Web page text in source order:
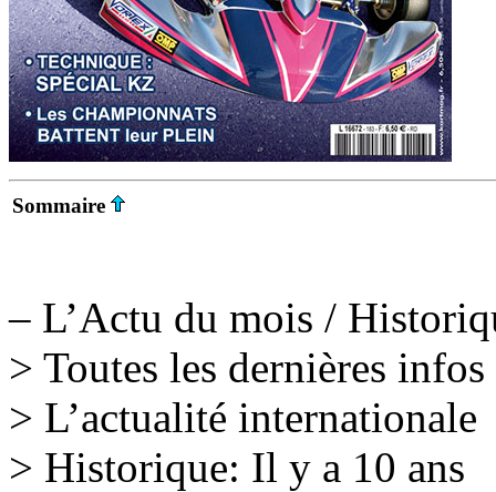
Sommaire
– L’Actu du mois /
> Toutes les dernières infos
> L’actualité internationale
> Historique: Il y a 10 ans